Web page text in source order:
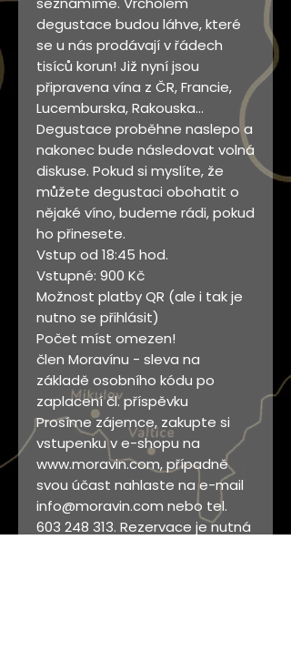
degustace budou láhve, které
se u nás prodávají v řádech
tisíců korun! Již nyní jsou
připravena vína z ČR, Francie,
Lucemburska, Rakouska...
Degustace proběhne naslepo a
nakonec bude následovat volná
diskuse. Pokud si myslíte, že
můžete degustaci obohatit o
nějaké víno, budeme rádi, pokud
ho přinesete.
Vstup od 18:45 hod.
Vstupné: 900 Kč
Možnost platby QR (ale i tak je
nutno se přihlásit)
Počet míst omezen!
člen Moravínu - sleva na
základě osobního kódu po
zaplacení čl. příspěvku
Prosíme zájemce, zakupte si
vstupenku v e-shopu na
www.moravin.com, případně
svou účast nahlaste na e-mail
info@moravin.com nebo tel.
603 248 313. Rezervace je nutná